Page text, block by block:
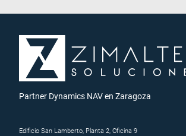
Partner Dynamics NAV en Zaragoza
Edificio San Lamberto, Planta 2, Oficina 9